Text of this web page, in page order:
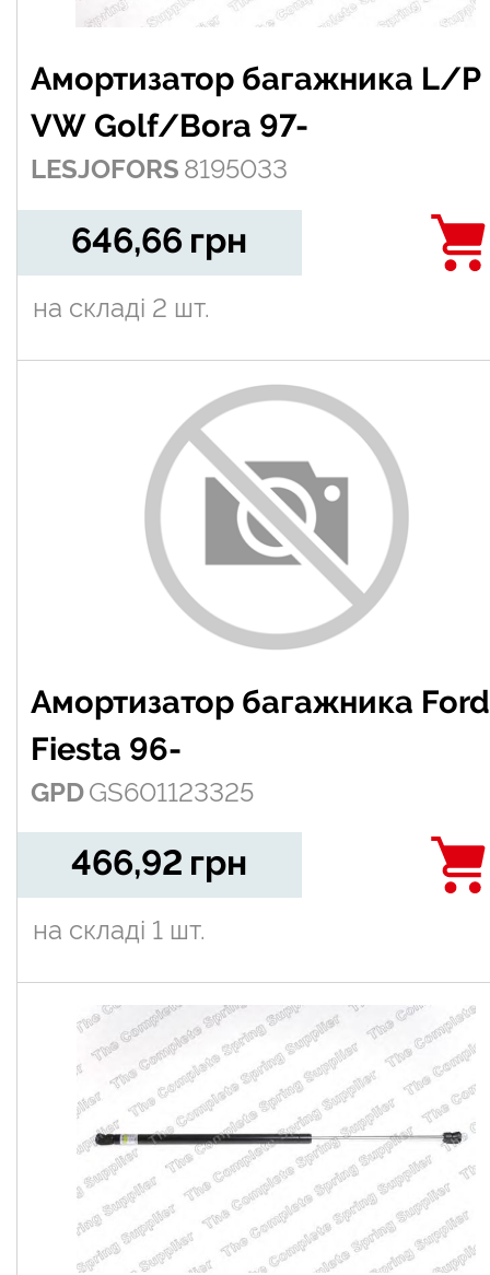
Амортизатор багажника L/P
VW Golf/Bora 97-
LESJOFORS 8195033
646,66 грн
на складі 2 шт.
Амортизатор багажника Ford
Fiesta 96-
GPDGS601123325
466,92 грн
на складі 1 шт.